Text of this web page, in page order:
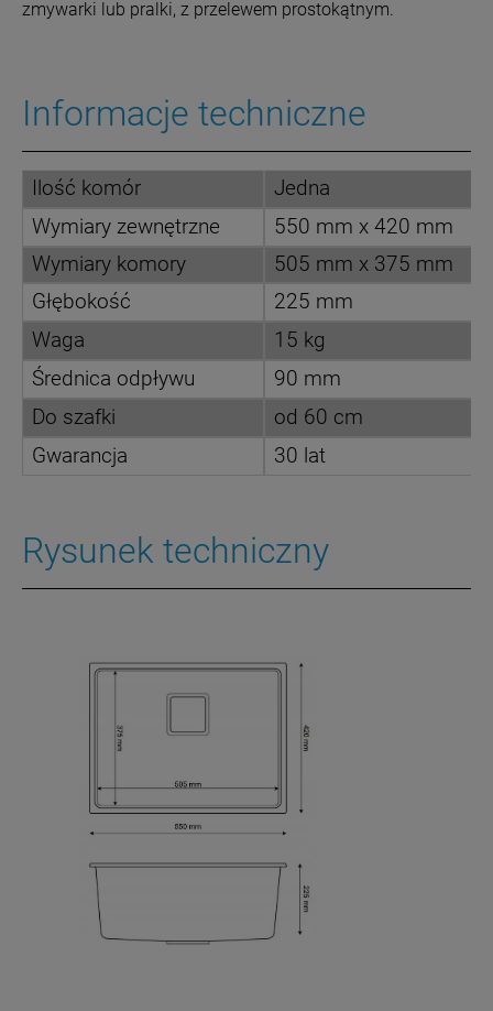
zmywarki lub pralki, z przelewem prostokątnym.
Informacje techniczne
Ilość komór
Jedna
Wymiary zewnętrzne
550 mm x 420 mm
Wymiary komory
505 mm x 375 mm
Głębokość
225 mm
Waga
15 kg
Średnica odpływu
90 mm
Do szafki
od 60 cm
Gwarancja
30 lat
Rysunek techniczny